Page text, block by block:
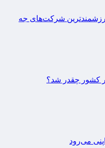
شرکت‌های جه
کشور چقدر شد؟
می‌رود